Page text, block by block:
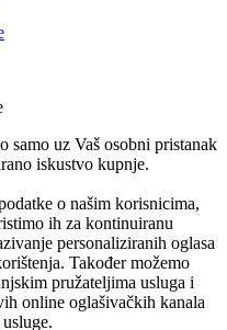
uz Vaš osobni pristanak
iskustvo kupnje.
o našim korisnicima,
ih za kontinuiranu
personaliziranih oglasa
Također možemo
pružateljima usluga i
online oglašivačkih kanala